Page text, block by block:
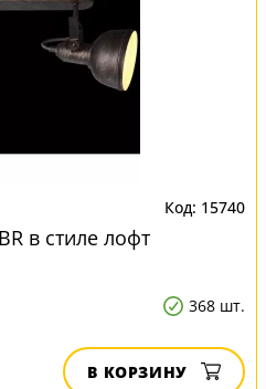
15740
в стиле лофт
368 шт.
В КОРЗИНУ